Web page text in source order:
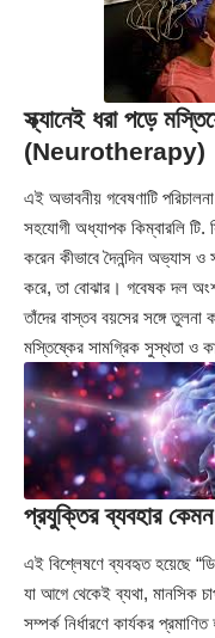
স্ক্যানেই ধরা পড়ে
(Neurotherapy)
এই অভাবনীয় গবেষণাটি
সহযোগী অধ্যাপক কিম্বারলি টি.
করেন কীভাবে দৈনন্দিন অভ্যাস ও
করে, তা বোঝার। গবেষক দল
তাঁদের বাস্তব বয়সের সঙ্গে
মস্তিষ্কের সামগ্রিক সুস্থতা ও
প্রযুক্তির ব্যবহার
এই বিশ্লেষণে ব্যবহৃত হয়েছে
যা আগে থেকেই ব্যথা, মানসিক
সম্পর্ক নির্ধারণে কার্যকর